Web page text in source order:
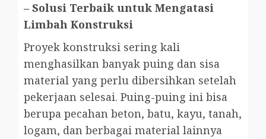
– Solusi Terbaik untuk Mengatasi
Limbah Konstruksi
Proyek konstruksi sering kali
menghasilkan banyak puing dan sisa
material yang perlu dibersihkan setelah
pekerjaan selesai. Puing-puing ini bisa
berupa pecahan beton, batu, kayu, tanah,
logam, dan berbagai material lainnya